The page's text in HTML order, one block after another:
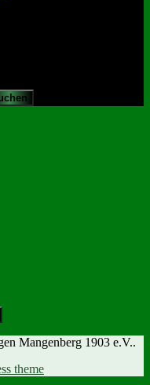
Mangenberg 1903 e.V..
theme